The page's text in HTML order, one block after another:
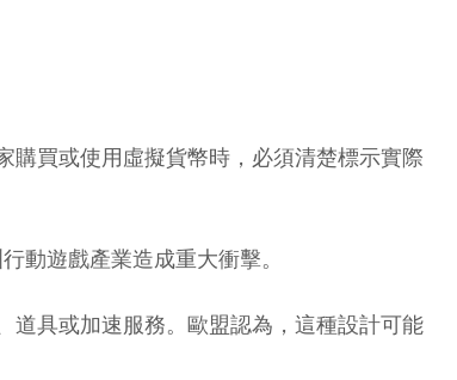
購買或使用虛擬貨幣時，必須清楚標示實際
動遊戲產業造成重大衝擊。
道具或加速服務。歐盟認為，這種設計可能